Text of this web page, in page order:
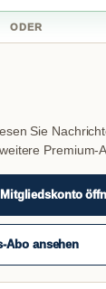
ODER
Sie
Premium-
Abo ansehen